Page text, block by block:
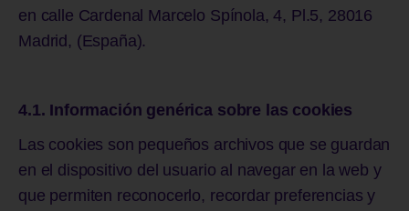
en calle Cardenal Marcelo Spínola, 4, Pl.5, 28016
Madrid, (España).
4.1. Información genérica sobre las cookies
Las cookies son pequeños archivos que se guardan
en el dispositivo del usuario al navegar en la web y
que permiten reconocerlo, recordar preferencias y